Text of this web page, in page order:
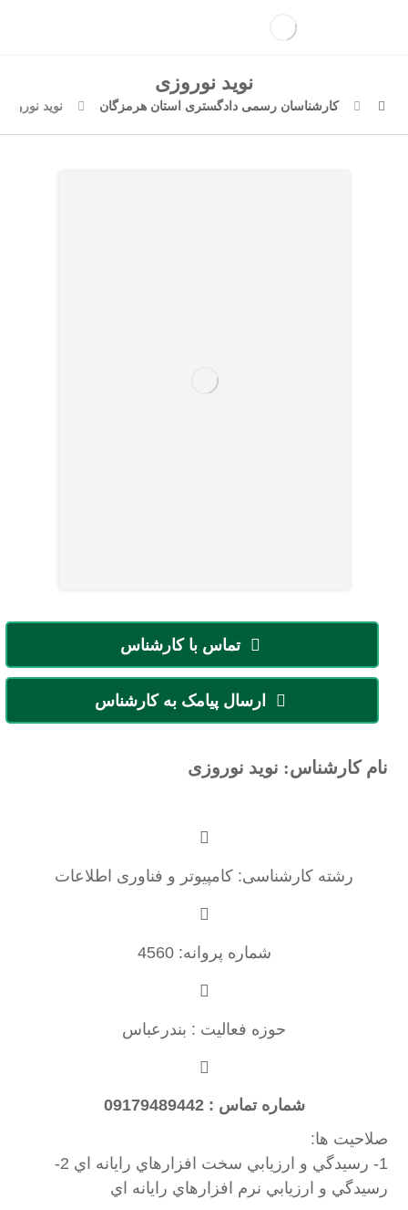
نوید نوروزی
کارشناسان رسمی دادگستری استان هرمزگان نوید نوروزی
تماس با کارشناس
ارسال پیامک به کارشناس
نام کارشناس: نوید نوروزی
رشته کارشناسی: کامپیوتر و فناوری اطلاعات
شماره پروانه: 4560
حوزه فعالیت : بندرعباس
شماره تماس : 09179489442
صلاحیت ها:
1- رسيدگي و ارزيابي سخت افزارهاي رايانه اي 2-
رسيدگي و ارزيابي نرم افزارهاي رايانه اي